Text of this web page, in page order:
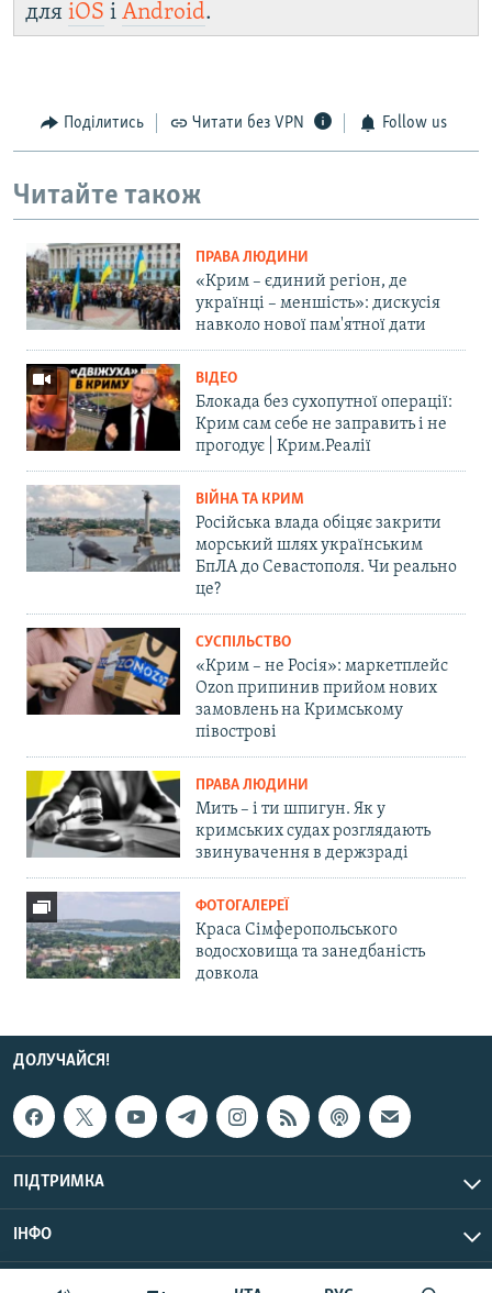
для iOS і Android.
Поділитись Читати без VPN Follow us
Читайте також
ПРАВА ЛЮДИНИ
«Крим – єдиний регіон, де
українці – меншість»: дискусія
навколо нової пам'ятної дати
ВІДЕО
Блокада без сухопутної операції:
Крим сам себе не заправить і не
прогодує | Крим.Реалії
ВІЙНА ТА КРИМ
Російська влада обіцяє закрити
морський шлях українським
БпЛА до Севастополя. Чи реально
це?
СУСПІЛЬСТВО
«Крим – не Росія»: маркетплейс
Ozon припинив прийом нових
замовлень на Кримському
півострові
ПРАВА ЛЮДИНИ
Мить – і ти шпигун. Як у
кримських судах розглядають
звинувачення в держзраді
ФОТОГАЛЕРЕЇ
Краса Сімферопольського
водосховища та занедбаність
довкола
ДОЛУЧАЙСЯ!
ПІДТРИМКА
ІНФО